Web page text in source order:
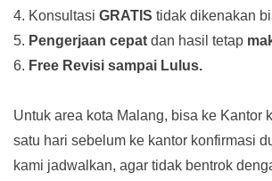
4. Konsultasi GRATIS tidak dikenakan
5. Pengerjaan cepat dan hasil tetap
6. Free Revisi sampai Lulus.
Untuk area kota Malang, bisa ke Kantor
satu hari sebelum ke kantor konfirmasi
kami jadwalkan, agar tidak bentrok